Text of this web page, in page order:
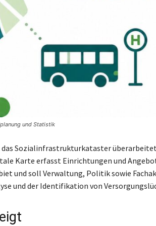
und Statistik
das Sozialinfrastrukturkataster
Karte erfasst Einrichtungen und
und soll Verwaltung, Politik sowie
und der Identifikation von